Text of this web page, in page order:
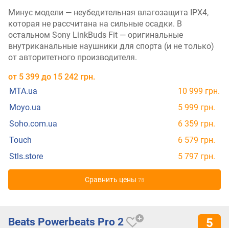
Минус модели — неубедительная влагозащита IPX4,
которая не рассчитана на сильные осадки. В
остальном Sony LinkBuds Fit — оригинальные
внутриканальные наушники для спорта (и не только)
от авторитетного производителя.
от 5 399 до 15 242 грн.
MTA.ua
10 999 грн.
Moyo.ua
5 999 грн.
Soho.com.ua
6 359 грн.
Touch
6 579 грн.
Stls.store
5 797 грн.
Cравнить цены 78
Beats Powerbeats Pro 2